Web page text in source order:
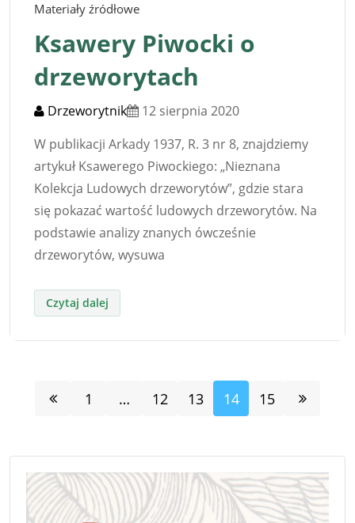
Materiały źródłowe
Ksawery Piwocki o
drzeworytach
Drzeworytnik
12 sierpnia 2020
W publikacji Arkady 1937, R. 3 nr 8, znajdziemy
artykuł Ksawerego Piwockiego: „Nieznana
Kolekcja Ludowych drzeworytów”, gdzie stara
się pokazać wartość ludowych drzeworytów. Na
podstawie analizy znanych ówcześnie
drzeworytów, wysuwa
1 … 12 13 14 15